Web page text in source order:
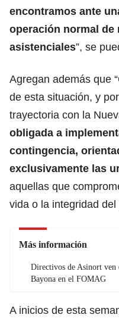
encontramos ante
operación normal
asistenciales”, se
Agregan además que
de esta situación, y
trayectoria con la
obligada a
contingencia,
exclusivamente las
aquellas que
vida o la integridad del
Más información
Directivos de Asinort ven
Bayona en el FOMAG
A inicios de esta